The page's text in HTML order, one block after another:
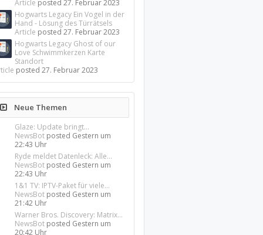
Article posted27. Februar 2023
Hogwarts Legacy Ein Vogel in der
Hand - Lösung des Türrätsels
Article posted27. Februar 2023
Hogwarts Legacy Ghost of our
Love Schwimmkerzen Karte
Standort
posted27. Februar 2023
Neue Themen
Glaze: Update bringt...
NewsBot posted Gestern um
22:43 Uhr
Ryde meldet Datenleck: Alle...
NewsBot posted Gestern um
22:43 Uhr
1&1 TV: IPTV-Paket für viele...
NewsBot posted Gestern um
21:42 Uhr
Warner Bros. Discovery: Matrix...
NewsBot posted Gestern um
20:42 Uhr